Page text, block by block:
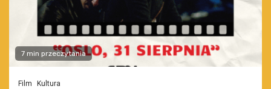
7 min przeczytania
Film Kultura